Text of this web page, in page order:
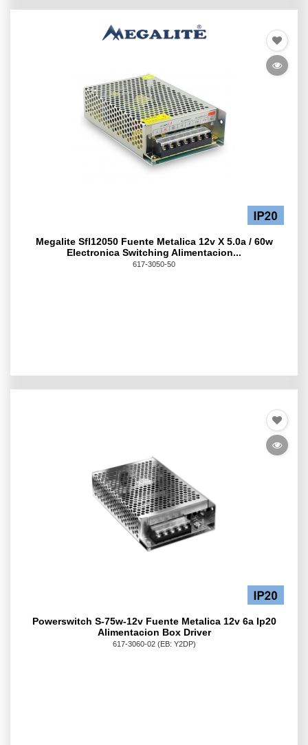
Megalite Sfl12050 Fuente Metalica 12v X 5.0a / 60w
Electronica Switching Alimentacion...
617-3050-50
Powerswitch S-75w-12v Fuente Metalica 12v 6a Ip20
Alimentacion Box Driver
617-3060-02(EB: Y2DP)